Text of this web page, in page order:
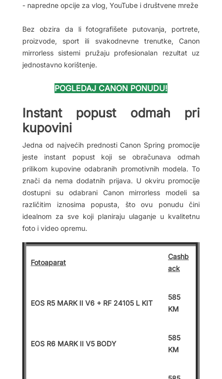
- napredne opcije za vlog, YouTube i društvene mreže
Bez obzira da li fotografišete putovanja, portrete,
proizvode, sport ili svakodnevne trenutke, Canon
mirrorless sistemi pružaju profesionalan rezultat uz
jednostavno korištenje.
POGLEDAJ CANON PONUDU!
Instant popust odmah pri
kupovini
Jedna od najvećih prednosti Canon Spring promocije
jeste instant popust koji se obračunava odmah
prilikom kupovine odabranih promotivnih modela. To
znači da nema dodatnih prijava. U okviru promocije
dostupni su odabrani Canon mirrorless modeli sa
različitim iznosima popusta, što ovu ponudu čini
idealnom za sve koji planiraju ulaganje u kvalitetnu
foto i video opremu.
Fotoaparat
Cashb
ack
EOS R5 MARK II V6 + RF 24105 L KIT
585
KM
EOS R6 MARK II V5 BODY
585
KM